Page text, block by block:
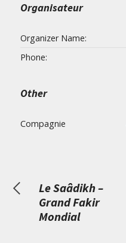
Organisateur
Organizer Name:
Phone:
Other
Compagnie
Le Saâdikh –
Grand Fakir
Mondial